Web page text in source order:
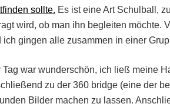
sollte. Es ist eine Art Schulball,
wird, ob man ihn begleiten möchte.
ich gingen alle zusammen in einer
Tag war wunderschön, ich ließ meine
zu der 360 bridge (eine der
Bilder machen zu lassen.